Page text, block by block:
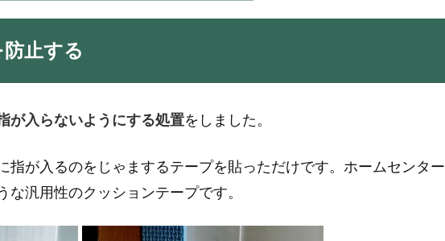
止する
が入らないようにする処置をしました。
指が入るのをじゃまするテープを貼っただけです。ホームセンター
な汎用性のクッションテープです。